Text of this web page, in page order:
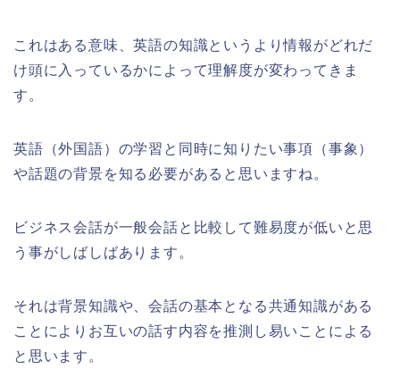
これはある意味、英語の知識というより情報がどれだ
け頭に入っているかによって理解度が変わってきま
す。
英語（外国語）の学習と同時に知りたい事項（事象）
や話題の背景を知る必要があると思いますね。
ビジネス会話が一般会話と比較して難易度が低いと思
う事がしばしばあります。
それは背景知識や、会話の基本となる共通知識がある
ことによりお互いの話す内容を推測し易いことによる
と思います。